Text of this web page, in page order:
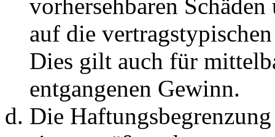
vorhersehbaren
auf die
Dies gilt auch für
entgangenen Gewinn.
Die